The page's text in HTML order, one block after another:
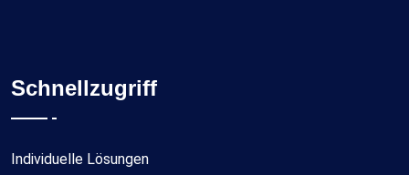
Schnellzugriff
Individuelle Lösungen